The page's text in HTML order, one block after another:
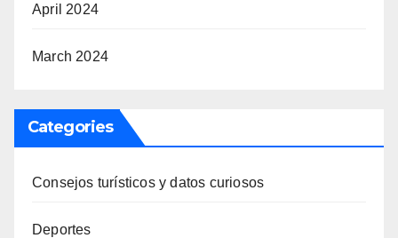
April 2024
March 2024
Categories
Consejos turísticos y datos curiosos
Deportes